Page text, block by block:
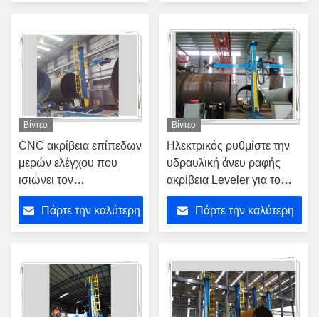
Βίντεο
CNC ακρίβεια επίπεδων
μερών ελέγχου που
ισιώνει τον
αναγεννόμενο κύλινδρο
μηχανώνΠάρτε την καλύτερη
Βίντεο
Ηλεκτρικός ρυθμίστε την
υδραυλική άνευ ραφής
ακρίβεια Leveler για το
παραμορφωμένο επίπεδο
μέροςΠάρτε την καλύτερη